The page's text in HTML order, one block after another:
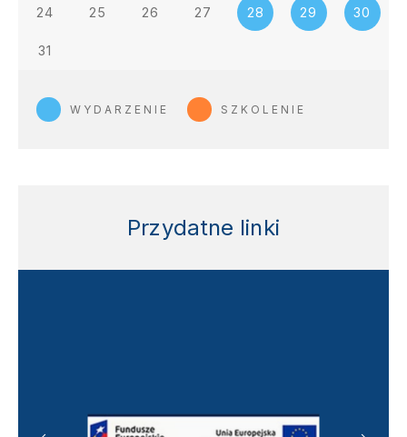
24 25 26 27 28 29 30
31
WYDARZENIE SZKOLENIE
Przydatne linki